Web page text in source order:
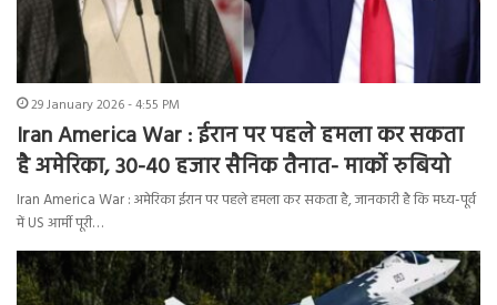
29 January 2026 - 4:55 PM
Iran America War : ईरान पर पहले हमला कर सकता
है अमेरिका, 30-40 हजार सैनिक तैनात- मार्को रुबियो
Iran America War : अमेरिका ईरान पर पहले हमला कर सकता है, जानकारी है कि मध्य-पूर्व
में US आर्मी पूरी…